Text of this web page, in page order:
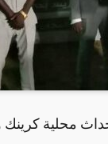
محلية كرينك